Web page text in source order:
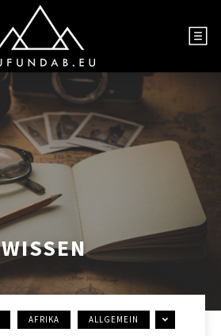
WISSEN
AFRIKA ALLGEMEIN